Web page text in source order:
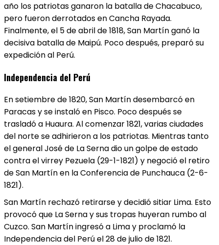
año los patriotas ganaron la batalla de Chacabuco,
pero fueron derrotados en Cancha Rayada.
Finalmente, el 5 de abril de 1818, San Martín ganó la
decisiva batalla de Maipú. Poco después, preparó su
expedición al Perú.
Independencia del Perú
En setiembre de 1820, San Martín desembarcó en
Paracas y se instaló en Pisco. Poco después se
trasladó a Huaura. Al comenzar 1821, varias ciudades
del norte se adhirieron a los patriotas. Mientras tanto
el general José de La Serna dio un golpe de estado
contra el virrey Pezuela (29-1-1821) y negoció el retiro
de San Martín en la Conferencia de Punchauca (2-6-
1821).
San Martín rechazó retirarse y decidió sitiar Lima. Esto
provocó que La Serna y sus tropas huyeran rumbo al
Cuzco. San Martín ingresó a Lima y proclamó la
Independencia del Perú el 28 de julio de 1821.